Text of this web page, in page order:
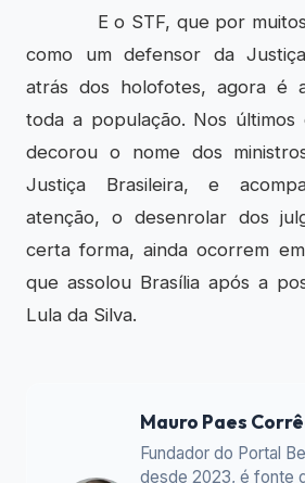
E o STF, que por muitos
como um defensor da
atrás dos holofotes, agora é
toda a população. Nos
decorou o nome dos
Justiça Brasileira, e
atenção, o desenrolar dos
certa forma, ainda ocorrem
que assolou Brasília após a
Lula da Silva.
Mauro Paes
Fundador do Portal
desde 2023, é fonte